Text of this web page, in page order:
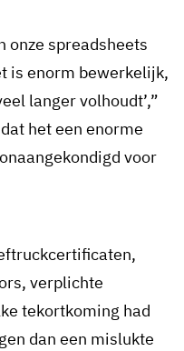
onze spreadsheets
is enorm bewerkelijk,
langer volhoudt’,”
het een enorme
voor
verplichte
tekortkoming had
dan een mislukte